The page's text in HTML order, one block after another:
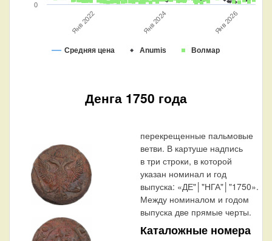
Средняя цена Anumis Волмар
Янв 2022 Янв 2024 Янв 2026
0
Денга 1750 года
перекрещенные пальмовые
ветви. В картуше надпись
в три строки, в которой
указан номинал и год
выпуска: «ДЕ"│"НГА"│"1750».
Между номиналом и годом
выпуска две прямые черты.
Каталожные номера